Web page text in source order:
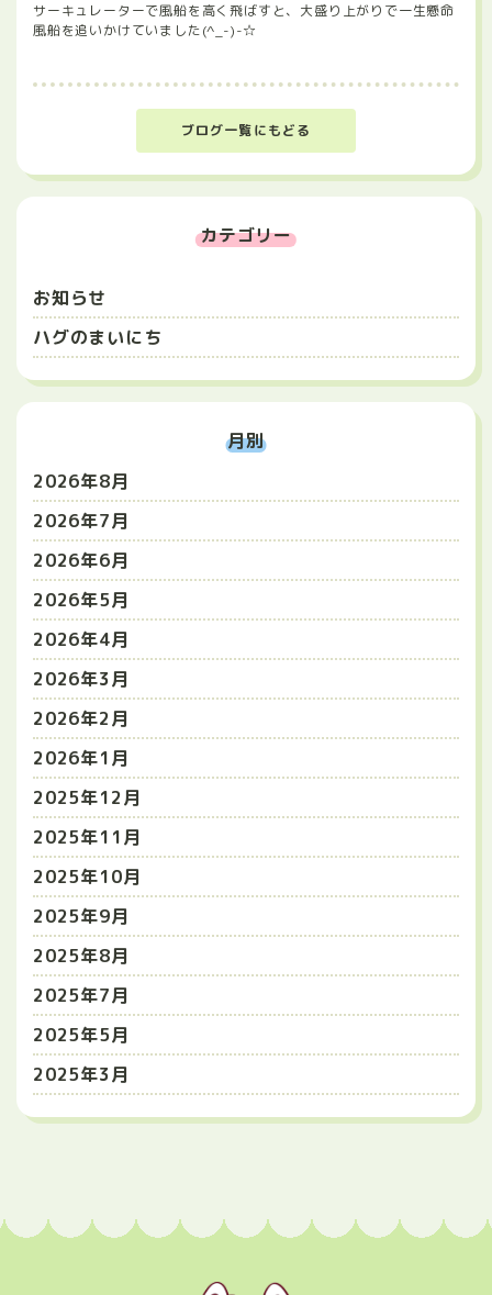
サーキュレーターで風船を高く飛ばすと、大盛り上がりで一生懸命
風船を追いかけていました(^_-)-☆
ブログ一覧にもどる
カテゴリー
お知らせ
ハグのまいにち
月別
2026年8月
2026年7月
2026年6月
2026年5月
2026年4月
2026年3月
2026年2月
2026年1月
2025年12月
2025年11月
2025年10月
2025年9月
2025年8月
2025年7月
2025年5月
2025年3月